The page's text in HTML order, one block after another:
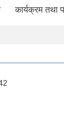
कार्यक्रम तथा